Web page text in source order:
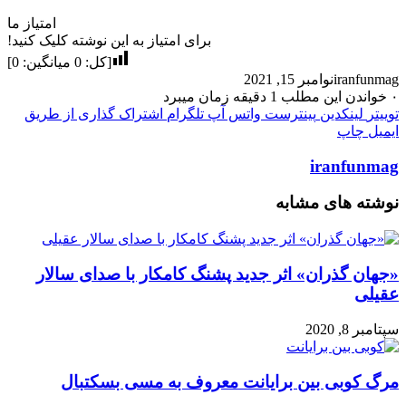
امتیاز ما
برای امتیاز به این نوشته کلیک کنید!
[کل: 0 میانگین: 0
]
iranfunmagنوامبر 15, 2021
۰ خواندن این مطلب 1 دقیقه زمان میبرد
توییتر لینکدین پینترست واتس آپ تلگرام اشتراک گذاری از طریق
ایمیل چاپ
iranfunmag
نوشته های مشابه
«جهان گذران» اثر جدید پشنگ کامکار با صدای سالار
عقیلی
سپتامبر 8, 2020
مرگ کوبی بین برایانت معروف به مسی بسکتبال